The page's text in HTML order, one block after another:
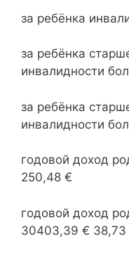
за ребёнка
за ребёнка
инвалидности
за ребёнка
инвалидности
годовой доход
250,48 €
годовой доход
30403,39 € 38,73